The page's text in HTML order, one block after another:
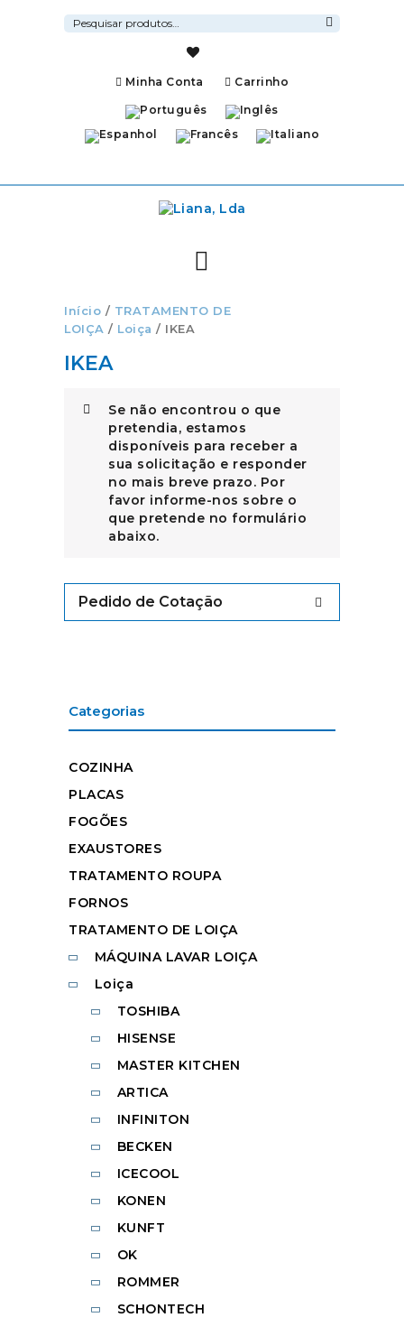
Pesquisar
por:
Minha Conta Carrinho
Início / TRATAMENTO DE
LOIÇA / Loiça / IKEA
IKEA
Se não encontrou o que
pretendia, estamos
disponíveis para receber a
sua solicitação e responder
no mais breve prazo. Por
favor informe-nos sobre o
que pretende no formulário
abaixo.
Pedido de Cotação
Categorias
COZINHA
PLACAS
FOGÕES
EXAUSTORES
TRATAMENTO ROUPA
FORNOS
TRATAMENTO DE LOIÇA
MÁQUINA LAVAR LOIÇA
Loiça
TOSHIBA
HISENSE
MASTER KITCHEN
ARTICA
INFINITON
BECKEN
ICECOOL
KONEN
KUNFT
OK
ROMMER
SCHONTECH